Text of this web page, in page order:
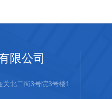
限公司
北二街3号院3号楼1